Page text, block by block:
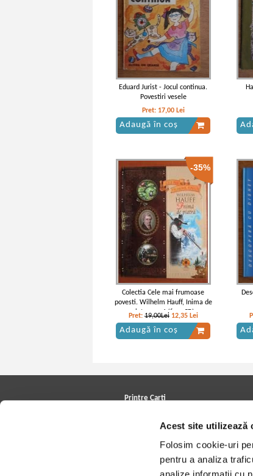
Acest site utilizează
Folosim cookie-uri
pentru a analiza
Eduard Jurist - Jocul continua.
Povestiri vesele
Pret: 17,00 Lei
Adaugă în coș
-35%
Colectia Cele mai frumoase
povesti. Wilhelm Hauff, Inima de
piatra, nr. 4 (fara CD)
Pret: 19,00Lei 12,35 Lei
Adaugă în coș
Printre Carti
Cele mai căutate cărți